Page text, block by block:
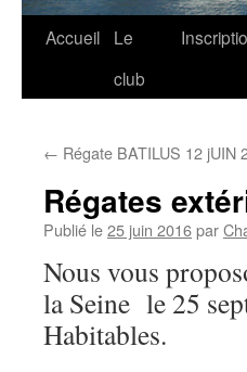
Aller
Accueil
Le
club
← Régate BATILUS 12 jUIN
Régates
Publié le25 juin 2016par
Nous vous
la Seine le 25
Habitables.